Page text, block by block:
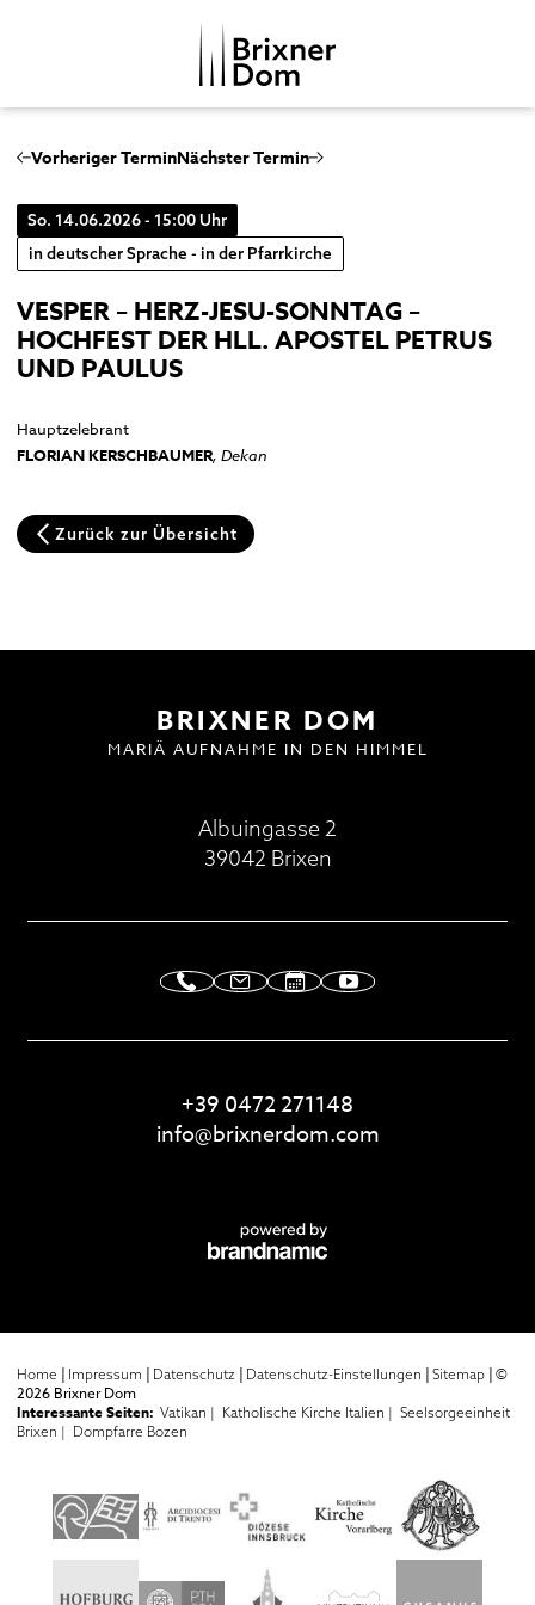
DEIT
DOMKAPITEL
DOMMUSIK
Domchor
DOMBEZIRK
Domkapitelhaus
Frauenkirche
Domplatz
GESCHICHTE
Vorheriger TerminNächster Termin
So. 14.06.2026 - 15:00 Uhr
in deutscher Sprache - in der Pfarrkirche
VESPER – HERZ-JESU-SONNTAG –
HOCHFEST DER HLL. APOSTEL PETRUS
UND PAULUS
Hauptzelebrant
FLORIAN KERSCHBAUMER, Dekan
Zurück zur Übersicht
BRIXNER DOM
MARIÄ AUFNAHME IN DEN HIMMEL
Albuingasse 2
39042 Brixen
+39 0472 271148
info@brixnerdom.com
Home | Impressum | Datenschutz | Datenschutz-Einstellungen | Sitemap |©
2026 Brixner Dom
Interessante Seiten: Vatikan | Katholische Kirche Italien | Seelsorgeeinheit
Brixen | Dompfarre Bozen